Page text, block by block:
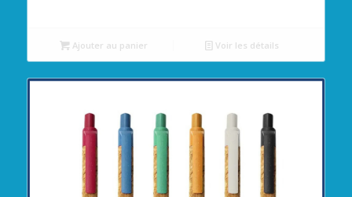
Ajouter au panier Voir les détails